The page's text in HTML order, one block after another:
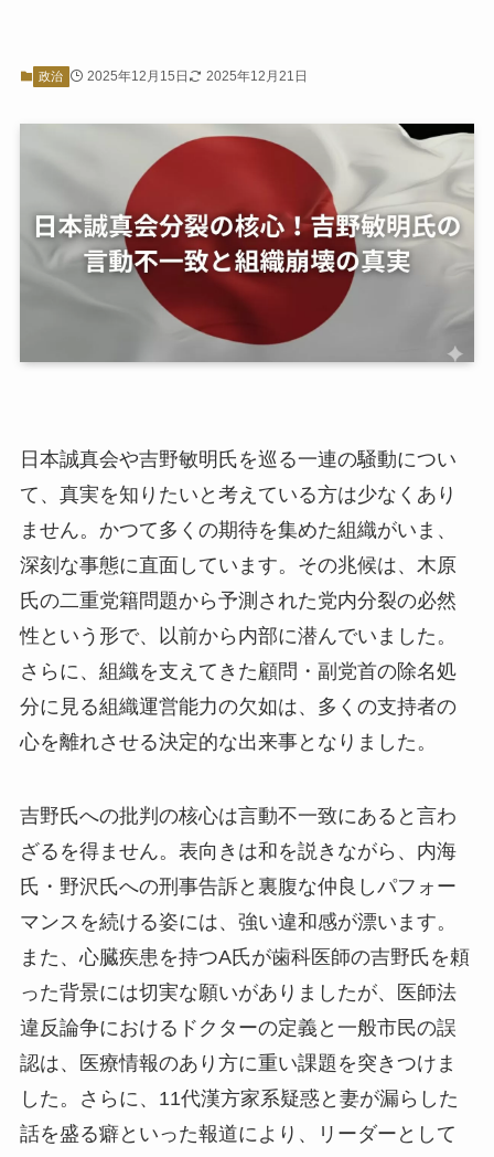
政治 2025年12月15日 2025年12月21日
日本誠真会や吉野敏明氏を巡る一連の騒動につい
て、真実を知りたいと考えている方は少なくあり
ません。かつて多くの期待を集めた組織がいま、
深刻な事態に直面しています。その兆候は、木原
氏の二重党籍問題から予測された党内分裂の必然
性という形で、以前から内部に潜んでいました。
さらに、組織を支えてきた顧問・副党首の除名処
分に見る組織運営能力の欠如は、多くの支持者の
心を離れさせる決定的な出来事となりました。
吉野氏への批判の核心は言動不一致にあると言わ
ざるを得ません。表向きは和を説きながら、内海
氏・野沢氏への刑事告訴と裏腹な仲良しパフォー
マンスを続ける姿には、強い違和感が漂います。
また、心臓疾患を持つA氏が歯科医師の吉野氏を頼
った背景には切実な願いがありましたが、医師法
違反論争におけるドクターの定義と一般市民の誤
認は、医療情報のあり方に重い課題を突きつけま
した。さらに、11代漢方家系疑惑と妻が漏らした
話を盛る癖といった報道により、リーダーとして